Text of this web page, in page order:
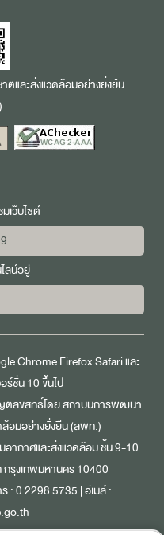
และสิ่งแวดล้อมอย่างยั่งยืน
เว็บไซต์
ลน์อยู่
ChromeFirefoxSafariและ
ร์ชั่น 10 ขึ้นไป
ลิขสิทธิ์โดย สถาบันการพัฒนา
อมอย่างยั่งยืน (สพท.)
ากาศและสิ่งแวดล้อม ชั้น 9-10
รุงเทพมหานคร 10400
ร : 0 2298 5735 | อีเมล์ :